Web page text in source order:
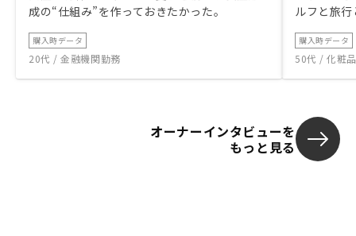
成の“仕組み”を作っておきたかった。
購入時データ
20代 / 金融機関勤務
ルフと旅
購入時データ
50代 / 化粧
オーナーインタビューを
もっと見る